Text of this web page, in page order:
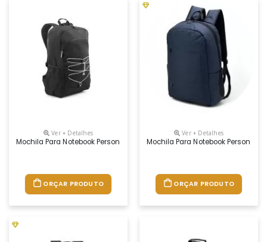
Ver + Detalhes
Mochila Para Notebook Personalizada
ORÇAR PRODUTO
Ver + Detalhes
Mochila Para Notebook
ORÇAR PRODUTO